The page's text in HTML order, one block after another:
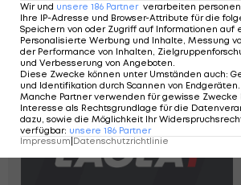
2012 trat der Deutsch-
Job beim SK Sturm an, er musste
2013 wieder gehen.
Wir und unsere 186 Partner verarbeiten
Ihre IP-Adresse und Browser-Attribute für die
Speichern von oder Zugriff auf Informationen auf
Personalisierte Werbung und Inhalte, Messung
der Performance von Inhalten,
und Verbesserung von Angeboten.
Diese Zwecke können unter Umständen auch:
und Identifikation durch Scannen von Endgeräten.
Manche Partner verwenden für gewisse
Interesse als Rechtsgrundlage für die
dazu, sowie die Möglichkeit Ihr
verfügbar: unsere 186 Partner
Impressum Datenschutzrichtlinie